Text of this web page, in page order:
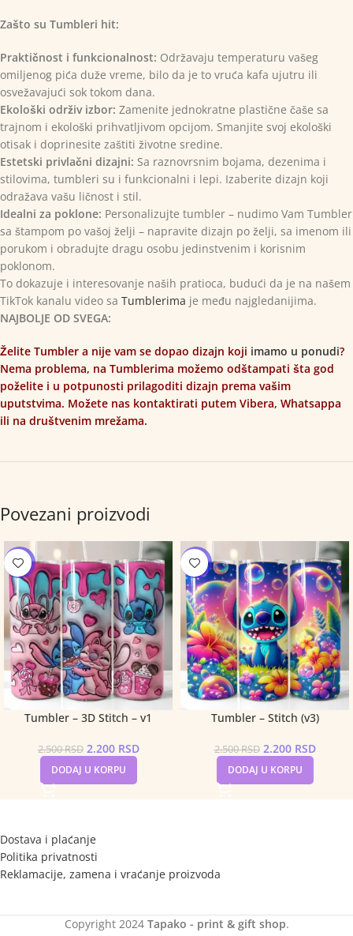
Zašto su Tumbleri hit:
Praktičnost i funkcionalnost: Održavaju temperaturu vašeg
omiljenog pića duže vreme, bilo da je to vruća kafa ujutru ili
osvežavajući sok tokom dana.
Ekološki održiv izbor: Zamenite jednokratne plastične čaše sa
trajnom i ekološki prihvatljivom opcijom. Smanjite svoj ekološki
otisak i doprinesite zaštiti životne sredine.
Estetski privlačni dizajni: Sa raznovrsnim bojama, dezenima i
stilovima, tumbleri su i funkcionalni i lepi. Izaberite dizajn koji
odražava vašu ličnost i stil.
Idealni za poklone: Personalizujte tumbler – nudimo Vam Tumbler
sa štampom po vašoj želji – napravite dizajn po želji, sa imenom ili
porukom i obradujte dragu osobu jedinstvenim i korisnim
poklonom.
To dokazuje i interesovanje naših pratioca, budući da je na našem
TikTok kanalu video sa Tumblerima je među najgledanijima.
NAJBOLJE OD SVEGA:
Želite Tumbler a nije vam se dopao dizajn koji imamo u ponudi?
Nema problema, na Tumblerima možemo odštampati šta god
poželite i u potpunosti prilagoditi dizajn prema vašim
uputstvima. Možete nas kontaktirati putem Vibera, Whatsappa
ili na društvenim mrežama.
Povezani proizvodi
-12%
Tumbler – 3D Stitch – v1
2.500RSD 2.200 RSD
DODAJ U KORPU
-12%
Tumbler – Stitch (v3)
2.500RSD 2.200 RSD
DODAJ U KORPU
Dostava i plaćanje
Politika privatnosti
Reklamacije, zamena i vraćanje proizvoda
Copyright 2024 Tapako - print & gift shop.